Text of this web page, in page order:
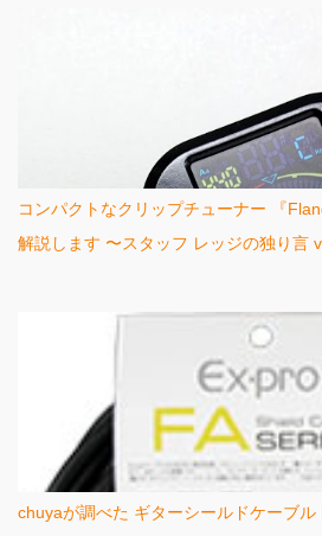
コンパクトなクリップチューナー 『
解説します 〜スタッフ レッジの独り言
chuyaが調べた ギターシールドケーブ